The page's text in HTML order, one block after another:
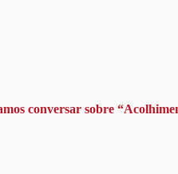
conversar sobre